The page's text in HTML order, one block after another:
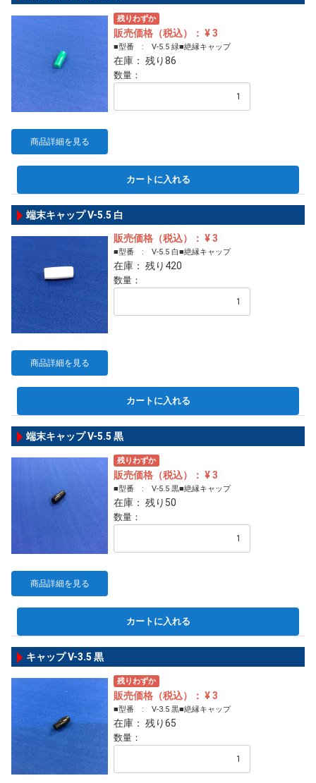
商品詳細を見る
残りわずか
販売価格（税込）： ¥ 3
■型番 : V-5.5 緑■絶縁キャップ
在庫： 残り86
数量：
カートに入れる
端末キャップ V-5.5 白
商品詳細を見る
販売価格（税込）： ¥ 3
■型番 : V-5.5 白■絶縁キャップ
在庫： 残り420
数量：
カートに入れる
端末キャップ V-5.5 黒
商品詳細を見る
残りわずか
販売価格（税込）： ¥ 3
■型番 : V-5.5 黒■絶縁キャップ
在庫： 残り50
数量：
カートに入れる
キャップ V-3.5 黒
残りわずか
販売価格（税込）： ¥ 3
■型番 : V-3.5 黒■絶縁キャップ
在庫： 残り65
数量：